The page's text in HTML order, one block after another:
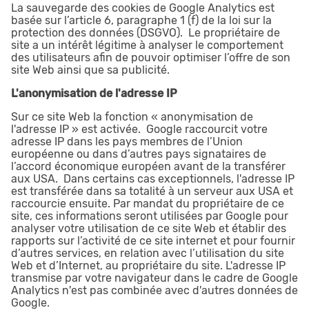
La sauvegarde des cookies de Google Analytics est
basée sur l’article 6, paragraphe 1 (f) de la loi sur la
protection des données (DSGVO). Le propriétaire de
site a un intérêt légitime à analyser le comportement
des utilisateurs afin de pouvoir optimiser l’offre de son
site Web ainsi que sa publicité.
L'anonymisation de l'adresse IP
Sur ce site Web la fonction « anonymisation de
l'adresse IP » est activée. Google raccourcit votre
adresse IP dans les pays membres de l’Union
européenne ou dans d’autres pays signataires de
l’accord économique européen avant de la transférer
aux USA. Dans certains cas exceptionnels, l'adresse IP
est transférée dans sa totalité à un serveur aux USA et
raccourcie ensuite. Par mandat du propriétaire de ce
site, ces informations seront utilisées par Google pour
analyser votre utilisation de ce site Web et établir des
rapports sur l’activité de ce site internet et pour fournir
d’autres services, en relation avec l’utilisation du site
Web et d’Internet, au propriétaire du site. L'adresse IP
transmise par votre navigateur dans le cadre de Google
Analytics n'est pas combinée avec d'autres données de
Google.